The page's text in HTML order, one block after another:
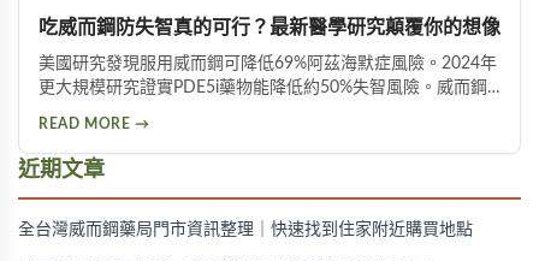
吃威而鋼防失智真的可行？最新醫學研究顛覆你的想像
美國研究發現服用威而鋼可降低69%阿茲海默症風險。2024年
更大規模研究證實PDE5i藥物能降低約50%失智風險。威而鋼
且有心血管疾病者不宜使用。
READ MORE →
近期文章
全台灣威而鋼藥局門市資訊整理｜快速找到住家附近購買地點